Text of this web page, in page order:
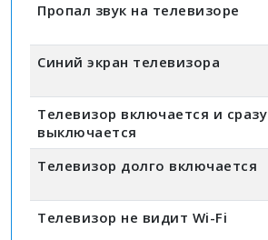
Пропал звук на телевизоре
Синий экран телевизора
Телевизор включается и сразу
выключается
Телевизор долго включается
Телевизор не видит Wi-Fi